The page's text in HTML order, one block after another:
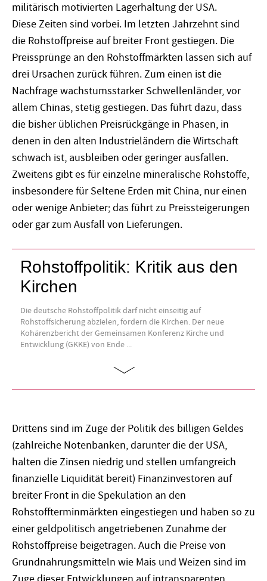
militärisch motivierten Lagerhaltung der USA.
Diese Zeiten sind vorbei. Im letzten Jahrzehnt sind
die Rohstoffpreise auf breiter Front gestiegen. Die
Preissprünge an den Rohstoffmärkten lassen sich auf
drei Ursachen zurück führen. Zum einen ist die
Nachfrage wachstumsstarker Schwellenländer, vor
allem Chinas, stetig gestiegen. Das führt dazu, dass
die bisher üblichen Preisrückgänge in Phasen, in
denen in den alten Industrieländern die Wirtschaft
schwach ist, ausbleiben oder geringer ausfallen.
Zweitens gibt es für einzelne mineralische Rohstoffe,
insbesondere für Seltene Erden mit China, nur einen
oder wenige Anbieter; das führt zu Preissteigerungen
oder gar zum Ausfall von Lieferungen.
Rohstoffpolitik: Kritik aus den
Kirchen
Die deutsche Rohstoffpolitik darf nicht einseitig auf
Rohstoffsicherung abzielen, fordern die Kirchen. Der neue
Kohärenzbericht der Gemeinsamen Konferenz Kirche und
Entwicklung (GKKE) von Ende ...
Drittens sind im Zuge der Politik des billigen Geldes
(zahlreiche Notenbanken, darunter die der USA,
halten die Zinsen niedrig und stellen umfangreich
finanzielle Liquidität bereit) Finanzinvestoren auf
breiter Front in die Spekulation an den
Rohstoffterminmärkten eingestiegen und haben so zu
einer geldpolitisch angetriebenen Zunahme der
Rohstoffpreise beigetragen. Auch die Preise von
Grundnahrungsmitteln wie Mais und Weizen sind im